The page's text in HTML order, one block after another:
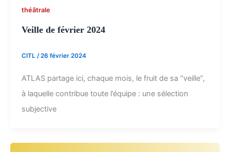
théâtrale
Veille de février 2024
CITL /26 février 2024
ATLAS partage ici, chaque mois, le fruit de sa “veille”,
à laquelle contribue toute l’équipe : une sélection
subjective